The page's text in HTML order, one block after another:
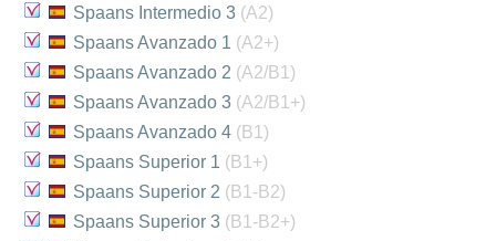
Spaans Intermedio 3 (A2)
Spaans Avanzado 1 (A2+)
Spaans Avanzado 2 (A2/B1)
Spaans Avanzado 3 (A2/B1+)
Spaans Avanzado 4 (B1)
Spaans Superior 1 (B1+)
Spaans Superior 2 (B1-B2)
Spaans Superior 3 (B1-B2+)